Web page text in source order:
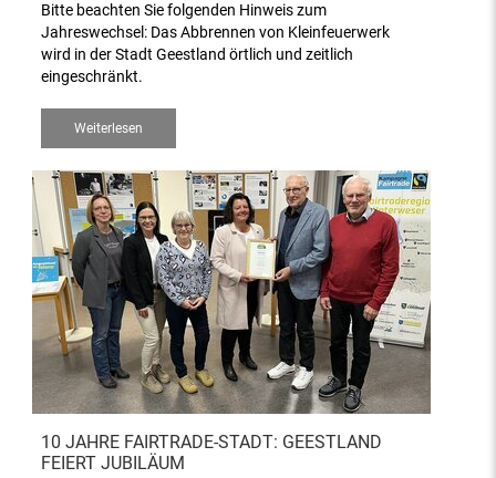
Bitte beachten Sie folgenden Hinweis zum
Jahreswechsel: Das Abbrennen von Kleinfeuerwerk
wird in der Stadt Geestland örtlich und zeitlich
eingeschränkt.
Weiterlesen
10 JAHRE FAIRTRADE-STADT: GEESTLAND
FEIERT JUBILÄUM